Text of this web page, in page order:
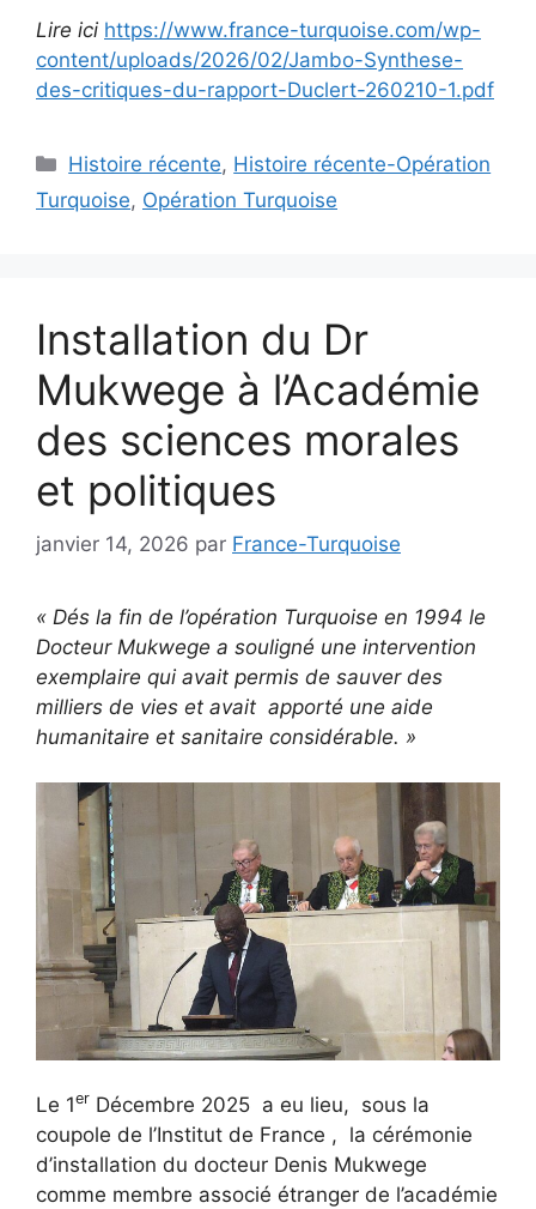
Lire ici https://www.france-turquoise.com/wp-
content/uploads/2026/02/Jambo-Synthese-
des-critiques-du-rapport-Duclert-260210-1.pdf
Catégories
Histoire récente, Histoire récente-Opération
Turquoise, Opération Turquoise
Installation du Dr
Mukwege à l’Académie
des sciences morales
et politiques
janvier 14, 2026 par France-Turquoise
« Dés la fin de l’opération Turquoise en 1994 le
Docteur Mukwege a souligné une intervention
exemplaire qui avait permis de sauver des
milliers de vies et avait apporté une aide
humanitaire et sanitaire considérable. »
Le 1er Décembre 2025 a eu lieu, sous la
coupole de l’Institut de France , la cérémonie
d’installation du docteur Denis Mukwege
comme membre associé étranger de l’académie